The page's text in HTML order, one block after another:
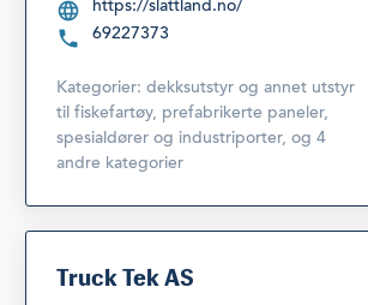
https://slattland.no/
69227373
Kategorier: dekksutstyr og annet utstyr
til fiskefartøy, prefabrikerte paneler,
spesialdører og industriporter, og 4
andre kategorier
Truck Tek AS